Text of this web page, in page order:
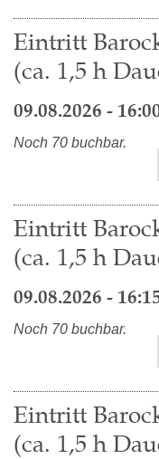
Eintritt
(ca. 1,5 h
09.08.2026 -
Noch 70 buchbar.
Eintritt
(ca. 1,5 h
09.08.2026 -
Noch 70 buchbar.
Eintritt
(ca. 1,5 h